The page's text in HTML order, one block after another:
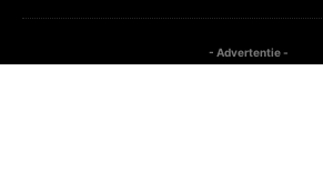
- Advertentie -